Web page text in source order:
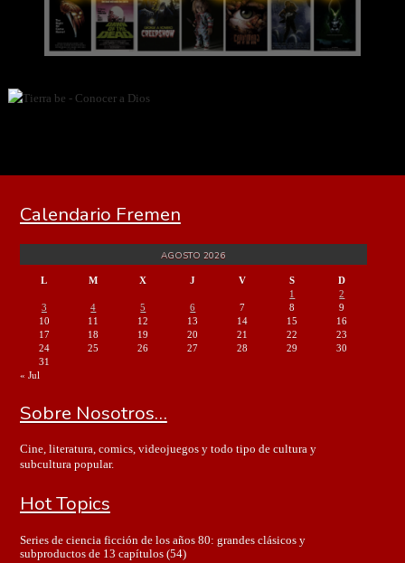
Calendario Fremen
AGOSTO 2026
L M X J V S
D
1
2
3
4 5 6 7 8
9
10
11 12 13 14 15
16
17
18 19 20 21 22
23
24
25 26 27 28 29
30
31
« Jul
Sobre Nosotros…
Cine, literatura, comics, videojuegos y todo tipo de cultura y
subcultura popular.
Hot Topics
Series de ciencia ficción de los años 80: grandes clásicos y
subproductos de 13 capítulos(54)